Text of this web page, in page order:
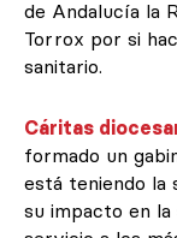
de Andalucía la
Torrox por si
sanitario.
Cáritas
formado un
está teniendo la
su impacto en la